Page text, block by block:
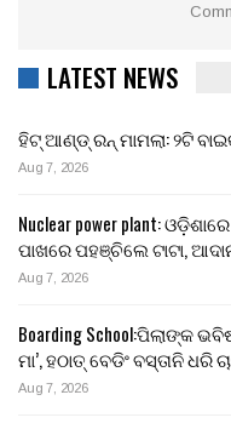
LATEST NEWS
ହିଟ୍ ଆଣ୍ଡ୍ ରନ୍ ମାମଲା: ୨ଟି
Aug 7, 2026
Nuclear power plant:
ପାଖରେ ପହଞ୍ଚିଲେ ଟାଟା,
Aug 7, 2026
Boarding School:ପିଲାଙ୍କ
ମା’, ହଠାତ୍ ବେଡିଂ ବସ୍ତାନି ଧରି
Aug 7, 2026